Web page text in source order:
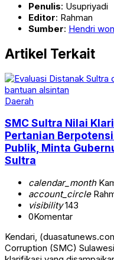
Penulis: Usupriyadi
Editor: Rahman
Sumber: Hendri
Artikel Terkait
Daerah
SMC Sultra Nilai
Pertanian
Publik, Minta
Sultra
calendar_month
account_circle
visibility143
0Komentar
‎‎Kendari,
Corruption (SMC)